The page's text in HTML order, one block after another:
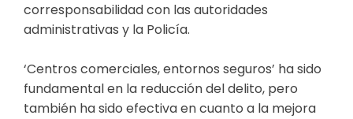
corresponsabilidad con las autoridades
administrativas y la Policía.
‘Centros comerciales, entornos seguros’ ha sido
fundamental en la reducción del delito, pero
también ha sido efectiva en cuanto a la mejora